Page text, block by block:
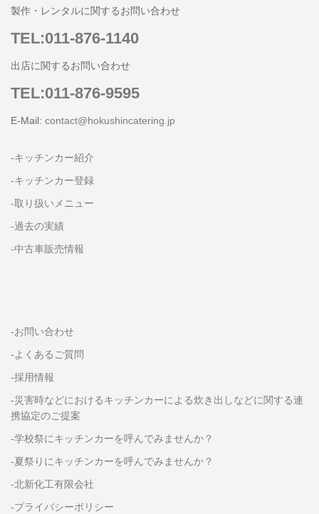
製作・レンタルに関するお問い合わせ
TEL:011-876-1140
出店に関するお問い合わせ
TEL:011-876-9595
E-Mail: contact@hokushincatering.jp
-キッチンカー紹介
-キッチンカー登録
-取り扱いメニュー
-過去の実績
-中古車販売情報
-お問い合わせ
-よくあるご質問
-採用情報
-災害時などにおけるキッチンカーによる炊き出しなどに関する連
携協定のご提案
-学校祭にキッチンカーを呼んでみませんか？
-夏祭りにキッチンカーを呼んでみませんか？
-北新化工有限会社
-プライバシーポリシー